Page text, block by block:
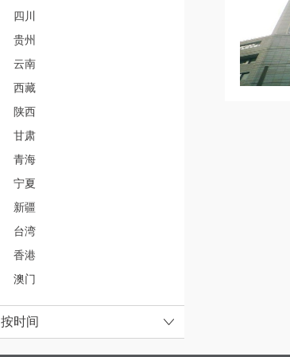
四川
贵州
云南
西藏
陕西
甘肃
青海
宁夏
新疆
台湾
香港
澳门
按时间